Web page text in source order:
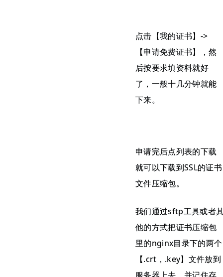
点击【我的证书】->
【申请免费证书】，然
后按要求填资料就好
了，一般十几分钟就能
下来。
申请完后点列表的下载
就可以下载到SSL的证书
文件压缩包。
我们通过sftp工具或者
他的方式把证书压缩包
里的nginx目录下的两个
【.crt，.key】文件放到